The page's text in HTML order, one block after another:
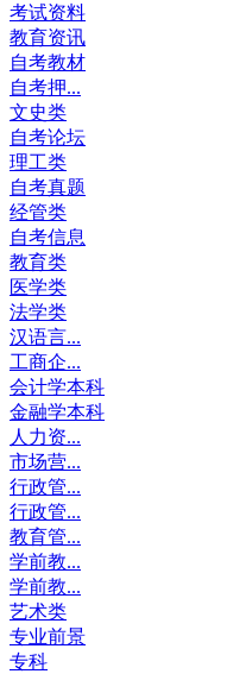
考试资料
教育资讯
自考教材
自考押...
文史类
自考论坛
理工类
自考真题
经管类
自考信息
教育类
医学类
法学类
汉语言...
工商企...
会计学本科
金融学本科
人力资...
市场营...
行政管...
行政管...
教育管...
学前教...
学前教...
艺术类
专业前景
专科